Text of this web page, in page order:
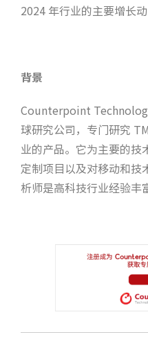
2024 年行业的主要增长动
背景
Counterpoint
球研究公司，专门研究
业的产品。它为主要的技
定制项目以及对移动和技
析师是高科技行业经验丰